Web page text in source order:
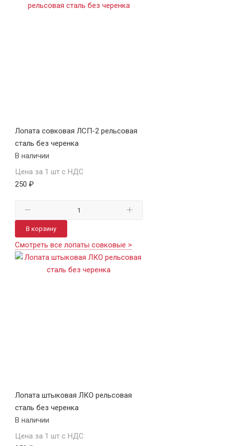
Лопата совковая ЛСП-2 рельсовая
сталь без черенка
В наличии
Цена за 1 шт с НДС
250 ₽
В корзину
Смотреть все лопаты совковые >
Лопата штыковая ЛКО рельсовая
сталь без черенка
В наличии
Цена за 1 шт с НДС